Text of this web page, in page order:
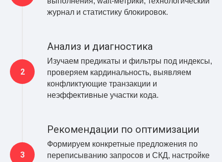
журнал и статистику блокировок.
Анализ и диагностика
Изучаем предикаты и фильтры под индексы,
проверяем кардинальность, выявляем
конфликтующие транзакции и
неэффективные участки кода.
Рекомендации по оптимизации
Формируем конкретные предложения по
переписыванию запросов и СКД, настройке